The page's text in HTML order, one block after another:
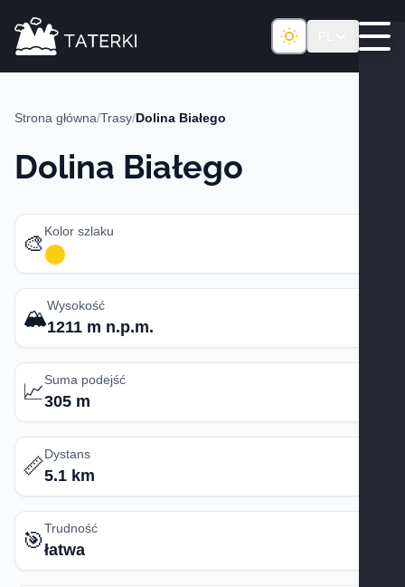
Strona główna/Trasy/Dolina Białego
Dolina Białego
🎨 Kolor szlaku
🏔️Wysokość
1211 m n.p.m.
📈Suma podejść
305 m
📏Dystans
5.1 km
🎯Trudność
łatwa